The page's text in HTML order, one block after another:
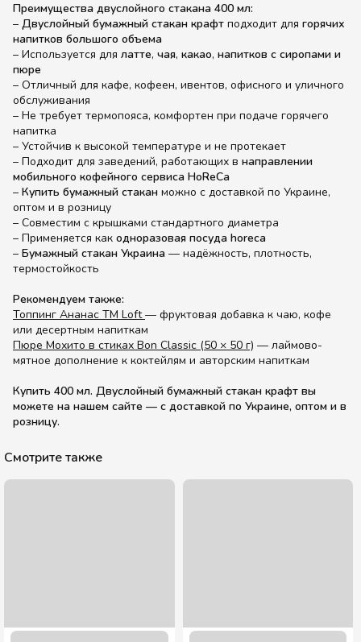
Преимущества двуслойного стакана 400 мл:
– Двуслойный бумажный стакан крафт подходит для горячих
напитков большого объема
– Используется для латте, чая, какао, напитков с сиропами и
пюре
– Отличный для кафе, кофеен, ивентов, офисного и уличного
обслуживания
– Не требует термопояса, комфортен при подаче горячего
напитка
– Устойчив к высокой температуре и не протекает
– Подходит для заведений, работающих в направлении
мобильного кофейного сервиса HoReCa
– Купить бумажный стакан можно с доставкой по Украине,
оптом и в розницу
– Совместим с крышками стандартного диаметра
– Применяется как одноразовая посуда horeca
– Бумажный стакан Украина — надёжность, плотность,
термостойкость
Рекомендуем также:
Топпинг Ананас TM Loft — фруктовая добавка к чаю, кофе
или десертным напиткам
Пюре Мохито в стиках Bon Classic (50 × 50 г) — лаймово-
мятное дополнение к коктейлям и авторским напиткам
Купить 400 мл. Двуслойный бумажный стакан крафт вы
можете на нашем сайте — с доставкой по Украине, оптом и в
розницу.
Смотрите также